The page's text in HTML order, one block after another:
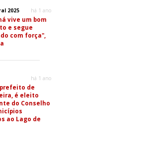
2025 há 1 ano
vive um bom
e segue
com força",
há 1 ano
de
é eleito
do Conselho
ao Lago de